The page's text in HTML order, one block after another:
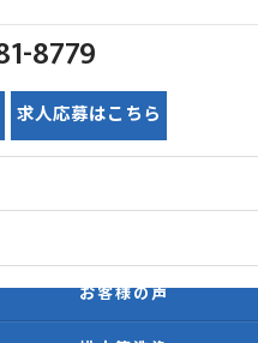
8779
求人応募はこちら
お客様の声